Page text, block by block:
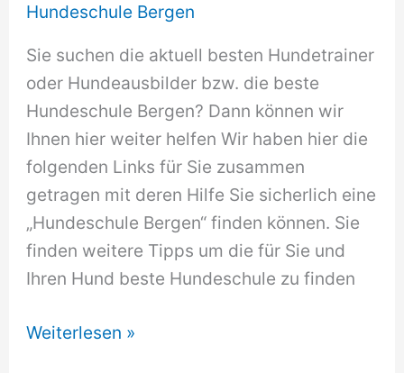
Hundeschule Bergen
Sie suchen die aktuell besten Hundetrainer
oder Hundeausbilder bzw. die beste
Hundeschule Bergen? Dann können wir
Ihnen hier weiter helfen Wir haben hier die
folgenden Links für Sie zusammen
getragen mit deren Hilfe Sie sicherlich eine
„Hundeschule Bergen“ finden können. Sie
finden weitere Tipps um die für Sie und
Ihren Hund beste Hundeschule zu finden
Hundeschule
Weiterlesen »